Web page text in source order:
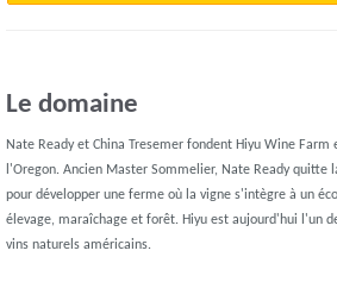
Le domaine
Nate Ready et China Tresemer fondent Hiyu Wine Farm
l'Oregon. Ancien Master Sommelier, Nate Ready quitte
pour développer une ferme où la vigne s'intègre à un
élevage, maraîchage et forêt. Hiyu est aujourd'hui l'un
vins naturels américains.